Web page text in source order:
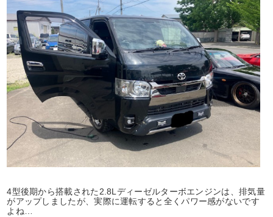
4型後期から搭載された2.8Lディーゼルターボエンジンは、排気量
がアップしましたが、実際に運転すると全くパワー感がないです
よね…